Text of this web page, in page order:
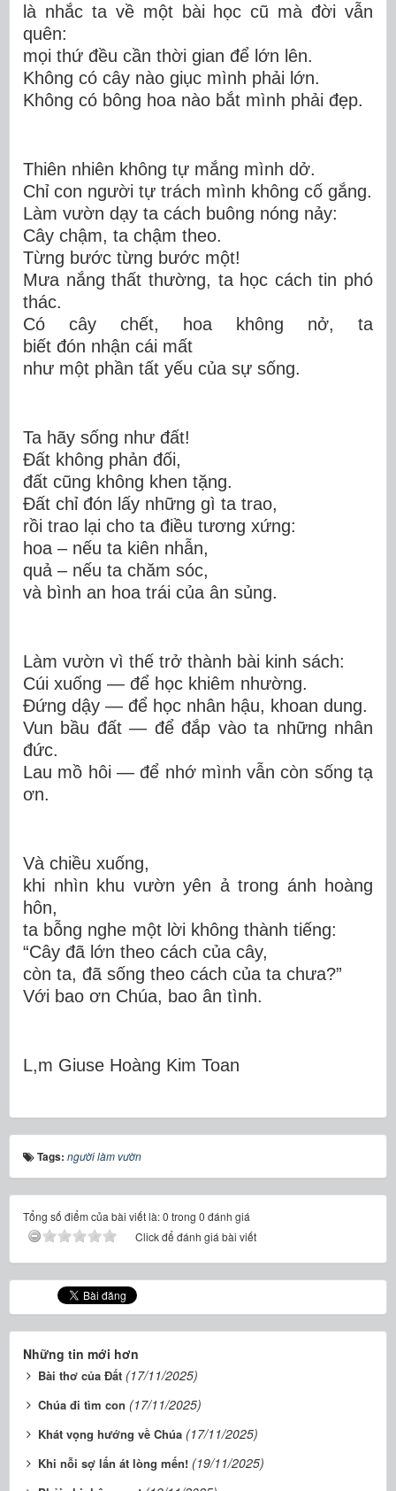
là nhắc ta về một bài học cũ mà đời vẫn
quên:
mọi thứ đều cần thời gian để lớn lên.
Không có cây nào giục mình phải lớn.
Không có bông hoa nào bắt mình phải đẹp.
Thiên nhiên không tự mắng mình dở.
Chỉ con người tự trách mình không cố gắng.
Làm vườn dạy ta cách buông nóng nảy:
Cây chậm, ta chậm theo.
Từng bước từng bước một!
Mưa nắng thất thường, ta học cách tin phó
thác.
Có cây chết, hoa không nở, ta
biết đón nhận cái mất
như một phần tất yếu của sự sống.
Ta hãy sống như đất!
Đất không phản đối,
đất cũng không khen tặng.
Đất chỉ đón lấy những gì ta trao,
rồi trao lại cho ta điều tương xứng:
hoa – nếu ta kiên nhẫn,
quả – nếu ta chăm sóc,
và bình an hoa trái của ân sủng.
Làm vườn vì thế trở thành bài kinh sách:
Cúi xuống — để học khiêm nhường.
Đứng dậy — để học nhân hậu, khoan dung.
Vun bầu đất — để đắp vào ta những nhân
đức.
Lau mồ hôi — để nhớ mình vẫn còn sống tạ
ơn.
Và chiều xuống,
khi nhìn khu vườn yên ả trong ánh hoàng
hôn,
ta bỗng nghe một lời không thành tiếng:
“Cây đã lớn theo cách của cây,
còn ta, đã sống theo cách của ta chưa?”
Với bao ơn Chúa, bao ân tình.
L,m Giuse Hoàng Kim Toan
Tags: người làm vườn
Tổng số điểm của bài viết là: 0 trong 0 đánh giá
Click để đánh giá bài viết
Những tin mới hơn
Bài thơ của Đất (17/11/2025)
Chúa đi tìm con (17/11/2025)
Khát vọng hướng về Chúa (17/11/2025)
Khi nỗi sợ lấn át lòng mến! (19/11/2025)